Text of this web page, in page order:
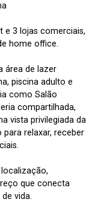
e 3 lojas comerciais,
home office.
área de lazer
piscina adulto e
como Salão
compartilhada,
vista privilegiada da
relaxar, receber
que conecta
vida.